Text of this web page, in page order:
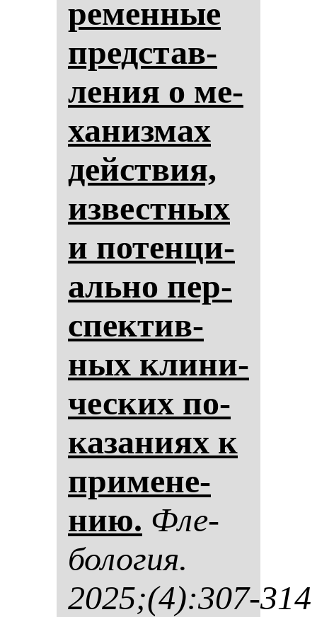
ре­мен­ные
пред­став­
ле­ния о ме­
ха­низ­мах
действия,
из­вес­тных
и по­тен­ци­
аль­но пер­
спек­тив­
ных кли­ни­
чес­ких по­
ка­за­ни­ях к
при­ме­не­
нию. Фле­
бо­ло­гия.
2025;(4):307-314